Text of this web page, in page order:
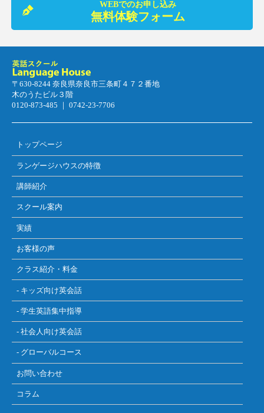
WEBでのお申し込み
無料体験フォーム
〒630-8244 奈良県奈良市三条町４７２番地
木のうたビル３階
0120-873-485 ｜ 0742-23-7706
トップページ
ランゲージハウスの特徴
講師紹介
スクール案内
実績
お客様の声
クラス紹介・料金
- キッズ向け英会話
- 学生英語集中指導
- 社会人向け英会話
- グローバルコース
お問い合わせ
コラム